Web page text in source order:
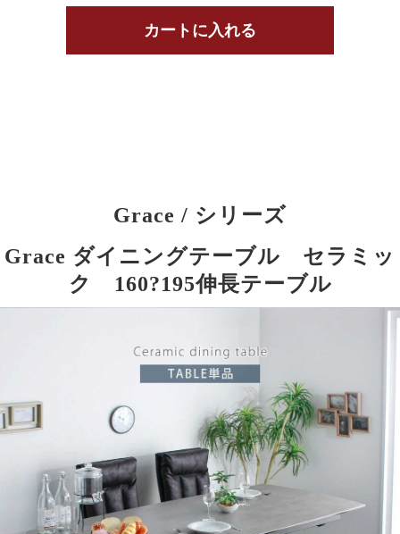
Grace / シリーズ
Grace ダイニングテーブル セラミッ
ク 160?195伸長テーブル